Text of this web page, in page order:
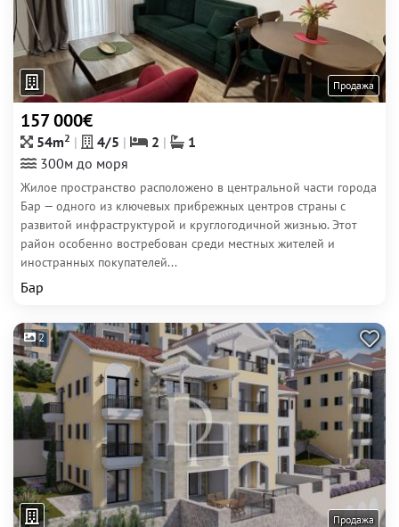
Продажа
157 000€
54m2 4/5 2
1
300м до моря
Жилое пространство расположено в центральной части города
Бар — одного из ключевых прибрежных центров страны с
развитой инфраструктурой и круглогодичной жизнью. Этот
район особенно востребован среди местных жителей и
иностранных покупателей...
Бар
2
Продажа